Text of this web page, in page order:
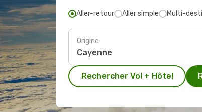
Aller-retour Aller simple Multi-
Origine
Rechercher Vol + Hôtel